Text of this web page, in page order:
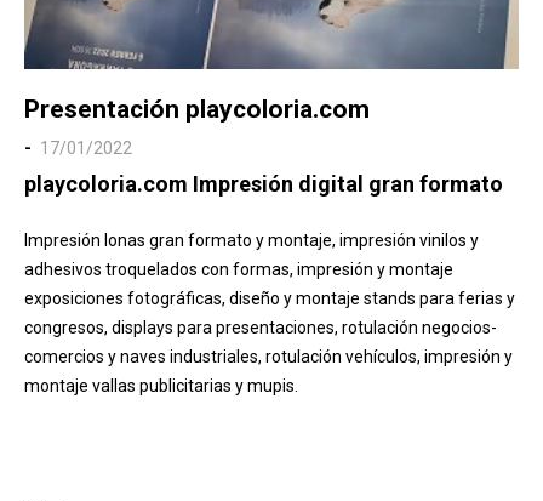
Presentación playcoloria.com
17/01/2022
playcoloria.com Impresión digital gran formato
Impresión lonas gran formato y montaje, impresión vinilos y
adhesivos troquelados con formas, impresión y montaje
exposiciones fotográficas, diseño y montaje stands para ferias y
congresos, displays para presentaciones, rotulación negocios-
comercios y naves industriales, rotulación vehículos, impresión y
montaje vallas publicitarias y mupis.